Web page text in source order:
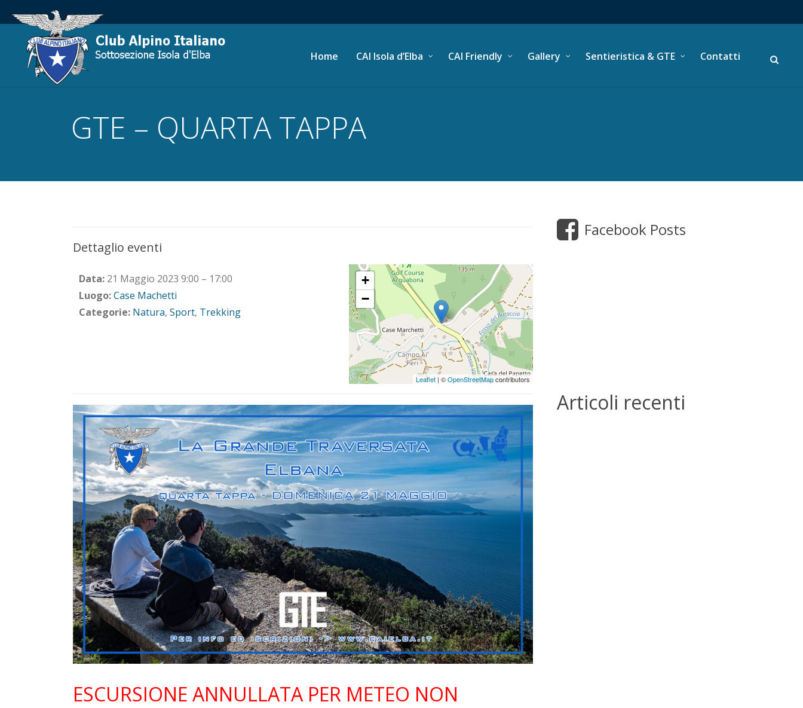
Home CAI Isola d’Elba CAI Friendly Gallery Sentieristica & GTE Contatti
GTE – QUARTA TAPPA
Dettaglio eventi
Data: 21 Maggio 2023 9:00 – 17:00
Luogo:Case Machetti
Categorie: Natura, Sport, Trekking
+
−
Leaflet | ©OpenStreetMapcontributors
ESCURSIONE ANNULLATA PER METEO NON
Facebook Posts
Articoli recenti